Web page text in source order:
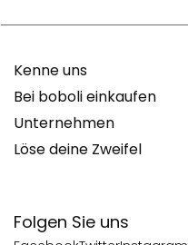
Folgen Sie uns
Kenne uns
Bei boboli einkaufen
Unternehmen
Löse deine Zweifel